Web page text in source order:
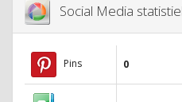
Social Media
Pins 0